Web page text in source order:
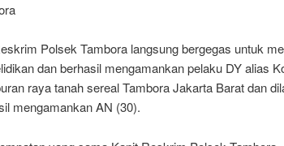
Polsek Tambora langsung bergegas untuk
dan berhasil mengamankan pelaku DY alias
raya tanah sereal Tambora Jakarta Barat dan
mengamankan AN (30).